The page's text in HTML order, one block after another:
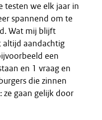
testen we elk jaar in
spannend om te
Wat mij blijft
altijd aandachtig
een
en 1 vraag en
die zinnen
ze gaan gelijk door